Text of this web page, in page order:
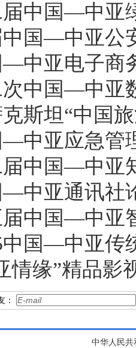
届中国—中亚
中国—中亚公
—中亚电子商
次中国—中亚
斯坦“中国
—中亚应急管
届中国—中亚
—中亚通讯社
届中国—中亚
中国—中亚传
情缘”精品影
：
中华人民共